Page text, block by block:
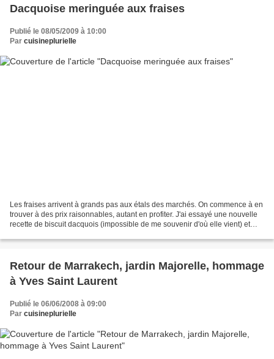
Dacquoise meringuée aux fraises
Publié le 08/05/2009 à 10:00
Par cuisineplurielle
Les fraises arrivent à grands pas aux étals des marchés. On commence à en
trouver à des prix raisonnables, autant en profiter. J'ai essayé une nouvelle
recette de biscuit dacquois (impossible de me souvenir d'où elle vient) et
Retour de Marrakech, jardin Majorelle, hommage
à Yves Saint Laurent
Publié le 06/06/2008 à 09:00
Par cuisineplurielle